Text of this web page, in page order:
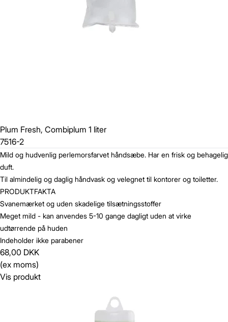
Plum Fresh, Combiplum 1 liter
7516-2
Mild og hudvenlig perlemorsfarvet håndsæbe. Har en frisk og behagelig
duft.
Til almindelig og daglig håndvask og velegnet til kontorer og toiletter.
PRODUKTFAKTA
Svanemærket og uden skadelige tilsætningsstoffer
Meget mild - kan anvendes 5-10 gange dagligt uden at virke
udtørrende på huden
Indeholder ikke parabener
68,00 DKK
(ex moms)
Vis produkt